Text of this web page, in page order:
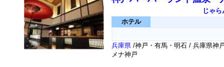
じゃら
ホテル
兵庫県 /神戸・有馬・明石 / 兵庫県
メナ神戸